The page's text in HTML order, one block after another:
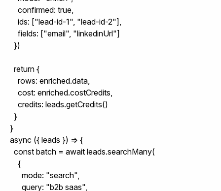
    confirmed: true,
    ids: ["lead-id-1", "lead-id-2"],
    fields: ["email", "linkedinUrl"]
  })
  return {
    rows: enriched.data,
    cost: enriched.costCredits,
    credits: leads.getCredits()
  }
}
async ({ leads }) => {
  const batch = await leads.searchMany(
    {
      mode: "search",
      query: "b2b saas",